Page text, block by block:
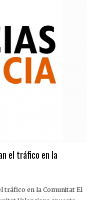
el tráfico en la
tráfico en la Comunitat El